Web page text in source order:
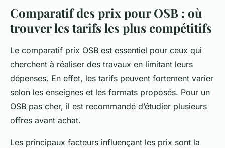
Comparatif des prix pour OSB : où
trouver les tarifs les plus compétitifs
Le comparatif prix OSB est essentiel pour ceux qui
cherchent à réaliser des travaux en limitant leurs
dépenses. En effet, les tarifs peuvent fortement varier
selon les enseignes et les formats proposés. Pour un
OSB pas cher, il est recommandé d’étudier plusieurs
offres avant achat.
Les principaux facteurs influençant les prix sont la